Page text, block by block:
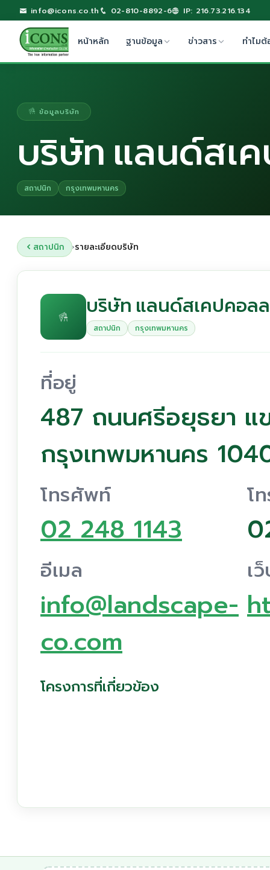
info@icons.co.th 02-810-8892-6 IP: 216.73.216.134
หน้าหลัก ฐานข้อมูล ข่าวสาร ทำไมต้
ข้อมูลบริษัท
บริษัท แลนด์สเ
สถาปนิก กรุงเทพมหานคร
สถาปนิก ›รายละเอียดบริษัท
บริษัท แลนด์สเคปคอลล
สถาปนิก กรุงเทพมหานคร
ที่อยู่
487 ถนนศรีอยุธยา แ
กรุงเทพมหานคร
โทรศัพท์
02 248 1143
โ
อีเมล
info@landscape-
co.com
เ
โครงการที่เกี่ยวข้อง